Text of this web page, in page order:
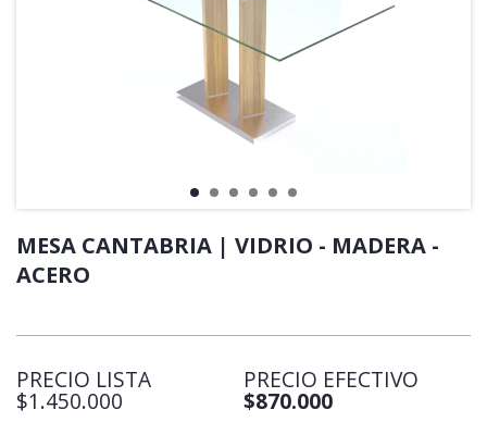
MESA CANTABRIA | VIDRIO - MADERA -
ACERO
PRECIO LISTA
$1.450.000
PRECIO EFECTIVO
$870.000